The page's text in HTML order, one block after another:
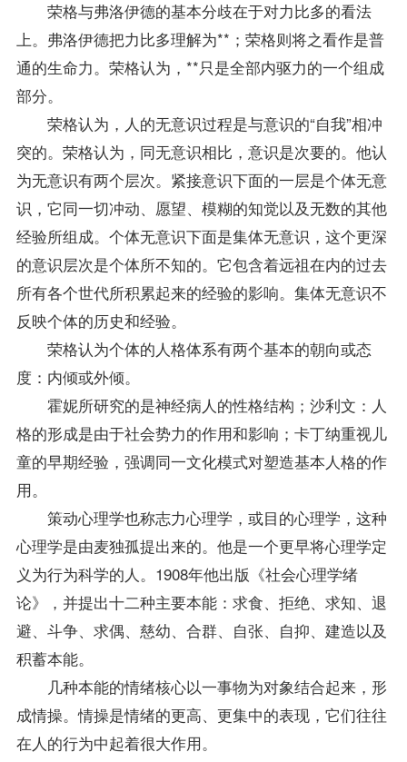
荣格与弗洛伊德的基本分歧在于对力比多的看法
上。弗洛伊德把力比多理解为**；荣格则将之看作是普
通的生命力。荣格认为，**只是全部内驱力的一个组成
部分。
荣格认为，人的无意识过程是与意识的“自我”相冲
突的。荣格认为，同无意识相比，意识是次要的。他认
为无意识有两个层次。紧接意识下面的一层是个体无意
识，它同一切冲动、愿望、模糊的知觉以及无数的其他
经验所组成。个体无意识下面是集体无意识，这个更深
的意识层次是个体所不知的。它包含着远祖在内的过去
所有各个世代所积累起来的经验的影响。集体无意识不
反映个体的历史和经验。
荣格认为个体的人格体系有两个基本的朝向或态
度：内倾或外倾。
霍妮所研究的是神经病人的性格结构；沙利文：人
格的形成是由于社会势力的作用和影响；卡丁纳重视儿
童的早期经验，强调同一文化模式对塑造基本人格的作
用。
策动心理学也称志力心理学，或目的心理学，这种
心理学是由麦独孤提出来的。他是一个更早将心理学定
义为行为科学的人。1908年他出版《社会心理学绪
论》，并提出十二种主要本能：求食、拒绝、求知、退
避、斗争、求偶、慈幼、合群、自张、自抑、建造以及
积蓄本能。
几种本能的情绪核心以一事物为对象结合起来，形
成情操。情操是情绪的更高、更集中的表现，它们往往
在人的行为中起着很大作用。